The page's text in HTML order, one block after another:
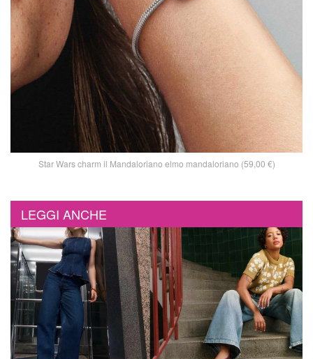
Star Wars charm il Mandaloriano elmo mandaloriano (59,00 €)
LEGGI ANCHE